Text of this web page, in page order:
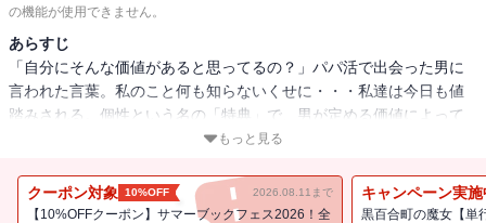
の機能が使用できません。
あらすじ
「自分にそんな価値があると思ってるの？」パパ活で出会った男に
言われた言葉。私のこと何も知らないくせに・・・私達は今日も値
踏みされる。個性という名の「特典」で、男が定める価値によって
――大学進学資金を貯めるため高校時代の友人とパパ活に勤しむ真
厳しく・・・パパ候補の男たちは善良な顔をしていても、心を開こ
うとした途端「オトナ」を求めてくる。パパを獲得し、お金を稼ぐ
もっと見る
クーポン対象 10%OFF 2026.08.11まで
【10%OFFクーポン】サマーブックフェス2026！全
キャンペーン実施
黒百合町の魔女【単